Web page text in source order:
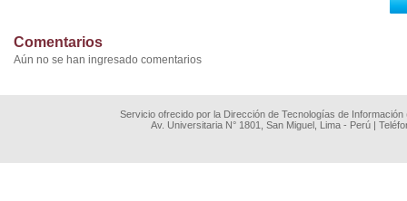
Comentarios
Aún no se han ingresado comentarios
Servicio ofrecido por la Dirección de Tecnologías de
Av. Universitaria N° 1801, San Miguel, Lima - Perú |